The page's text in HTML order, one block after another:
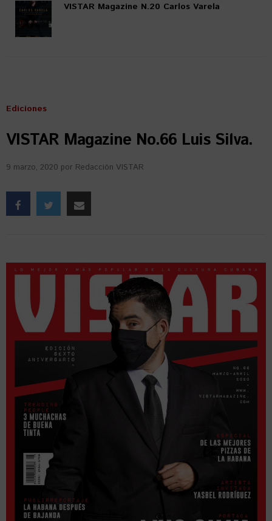
VISTAR Magazine N.20 Carlos Varela
Ediciones
VISTAR Magazine No.66 Luis Silva.
9 marzo, 2020 por Redacción VISTAR